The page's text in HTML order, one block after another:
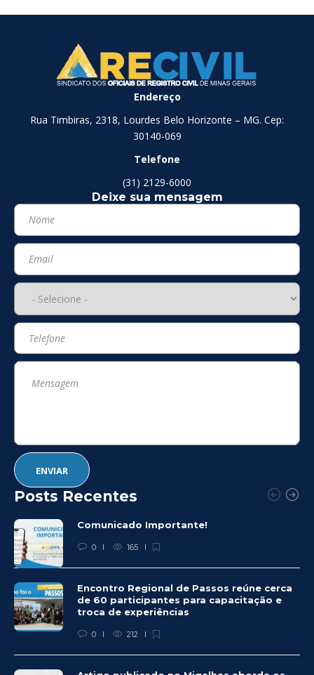
Endereço
Rua Timbiras, 2318, Lourdes Belo Horizonte – MG. Cep:
30140-069
Telefone
(31) 2129-6000
Deixe sua mensagem
Posts Recentes
Comunicado Importante!
0 165
Encontro Regional de Passos reúne cerca
de 60 participantes para capacitação e
troca de experiências
0 212